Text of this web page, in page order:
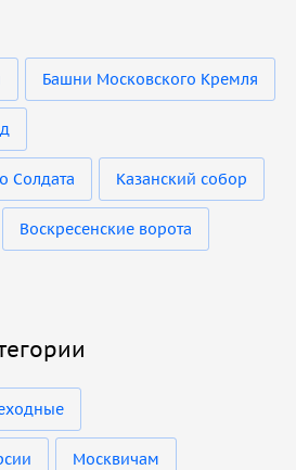
Башни Московского Кремля
Солдата Казанский собор
Воскресенские ворота
Москвичам